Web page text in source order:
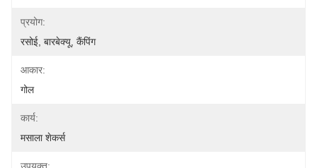
प्रयोग:
रसोई, बारबेक्यू, कैंपिंग
आकार:
गोल
कार्य:
मसाला शेकर्स